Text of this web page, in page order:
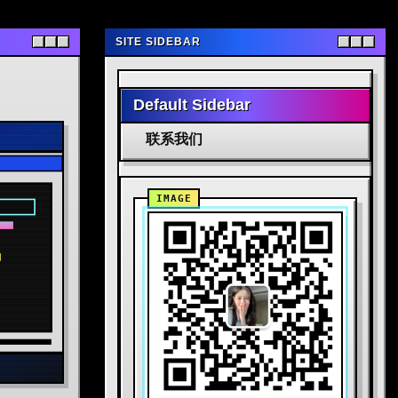
SITE SIDEBAR
Default Sidebar
联系我们